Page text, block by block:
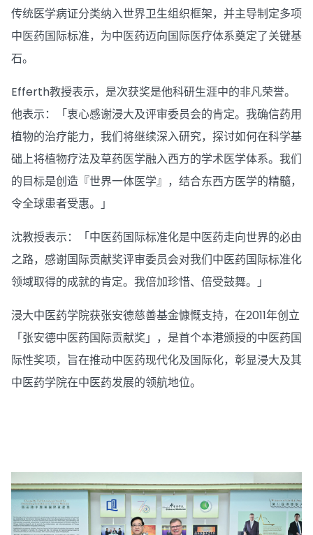
传统医学病证分类纳入世界卫生组织框架，并主导制定多项
中医药国际标准，为中医药迈向国际医疗体系奠定了关键基
石。
Efferth教授表示，是次获奖是他科研生涯中的非凡荣誉。
他表示：「衷心感谢浸大及评审委员会的肯定。我确信药用
植物的治疗能力，我们将继续深入研究，探讨如何在科学基
础上将植物疗法及草药医学融入西方的学术医学体系。我们
的目标是创造『世界一体医学』，结合东西方医学的精髓，
令全球患者受惠。」
沈教授表示：「中医药国际标准化是中医药走向世界的必由
之路，感谢国际贡献奖评审委员会对我们中医药国际标准化
领域取得的成就的肯定。我倍加珍惜、倍受鼓舞。」
浸大中医药学院获张安德慈善基金慷慨支持，在2011年创立
「张安德中医药国际贡献奖」，是首个本港颁授的中医药国
际性奖项，旨在推动中医药现代化及国际化，彰显浸大及其
中医药学院在中医药发展的领航地位。